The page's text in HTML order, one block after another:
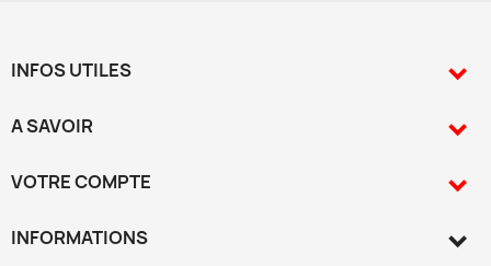
INFOS UTILES 
A SAVOIR 
VOTRE COMPTE 
INFORMATIONS keyboard_arrow_down